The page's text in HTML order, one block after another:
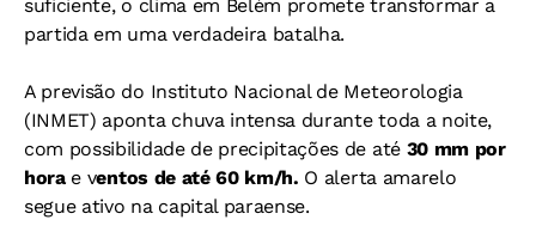
suficiente, o clima em Belém promete transformar a
partida em uma verdadeira batalha.
A previsão do Instituto Nacional de Meteorologia
(INMET) aponta chuva intensa durante toda a noite,
com possibilidade de precipitações de até 30 mm por
horae ventos de até 60 km/h. O alerta amarelo
segue ativo na capital paraense.